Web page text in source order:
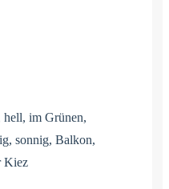
im Grünen,
sonnig, Balkon,
Kiez